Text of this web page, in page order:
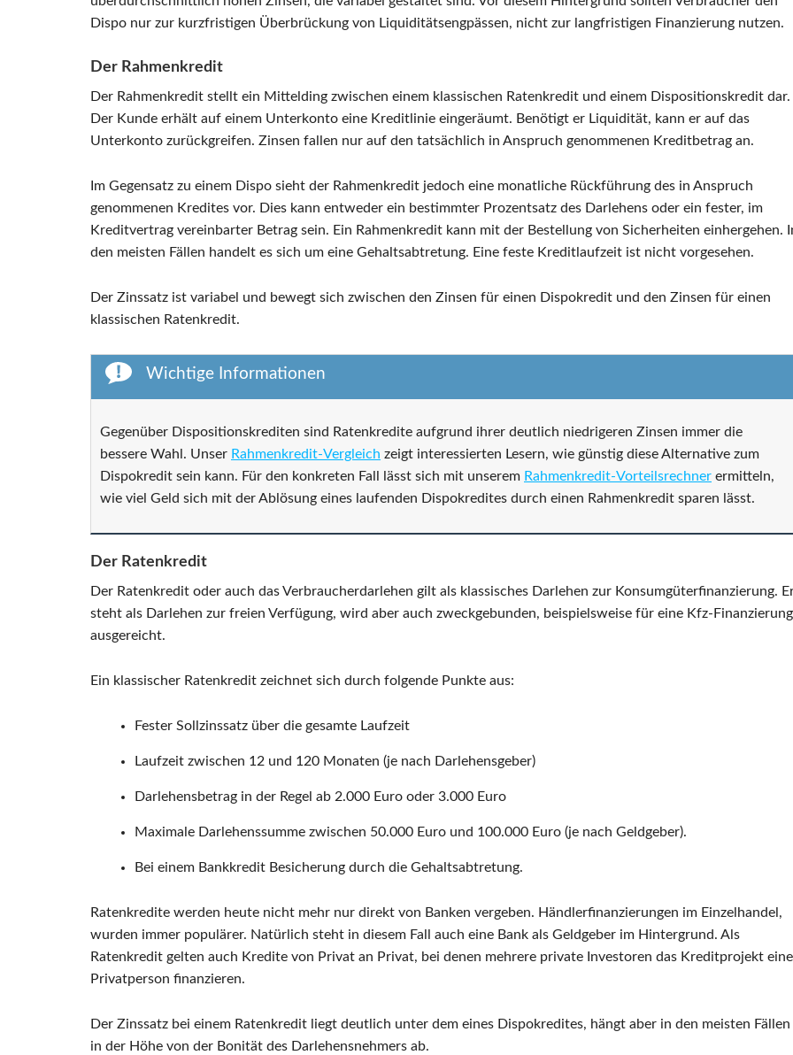
Dispo nur zur kurzfristigen Überbrückung von Liquiditätsengpässen, nicht zur langfristigen Finanzierung nutzen.
Der Rahmenkredit
Der Rahmenkredit stellt ein Mittelding zwischen einem klassischen Ratenkredit und einem Dispositionskredit dar.
Der Kunde erhält auf einem Unterkonto eine Kreditlinie eingeräumt. Benötigt er Liquidität, kann er auf das
Unterkonto zurückgreifen. Zinsen fallen nur auf den tatsächlich in Anspruch genommenen Kreditbetrag an.
Im Gegensatz zu einem Dispo sieht der Rahmenkredit jedoch eine monatliche Rückführung des in Anspruch
genommenen Kredites vor. Dies kann entweder ein bestimmter Prozentsatz des Darlehens oder ein fester, im
Kreditvertrag vereinbarter Betrag sein. Ein Rahmenkredit kann mit der Bestellung von Sicherheiten einhergehen.
den meisten Fällen handelt es sich um eine Gehaltsabtretung. Eine feste Kreditlaufzeit ist nicht vorgesehen.
Der Zinssatz ist variabel und bewegt sich zwischen den Zinsen für einen Dispokredit und den Zinsen für einen
klassischen Ratenkredit.
Wichtige Informationen
Gegenüber Dispositionskrediten sind Ratenkredite aufgrund ihrer deutlich niedrigeren Zinsen immer die
bessere Wahl. Unser Rahmenkredit-Vergleich zeigt interessierten Lesern, wie günstig diese Alternative zum
Dispokredit sein kann. Für den konkreten Fall lässt sich mit unserem Rahmenkredit-Vorteilsrechner ermitteln,
wie viel Geld sich mit der Ablösung eines laufenden Dispokredites durch einen Rahmenkredit sparen lässt.
Der Ratenkredit
Der Ratenkredit oder auch das Verbraucherdarlehen gilt als klassisches Darlehen zur Konsumgüterfinanzierung.
steht als Darlehen zur freien Verfügung, wird aber auch zweckgebunden, beispielsweise für eine Kfz-
ausgereicht.
Ein klassischer Ratenkredit zeichnet sich durch folgende Punkte aus:
Fester Sollzinssatz über die gesamte Laufzeit
Laufzeit zwischen 12 und 120 Monaten (je nach Darlehensgeber)
Darlehensbetrag in der Regel ab 2.000 Euro oder 3.000 Euro
Maximale Darlehenssumme zwischen 50.000 Euro und 100.000 Euro (je nach Geldgeber).
Bei einem Bankkredit Besicherung durch die Gehaltsabtretung.
Ratenkredite werden heute nicht mehr nur direkt von Banken vergeben. Händlerfinanzierungen im Einzelhandel,
wurden immer populärer. Natürlich steht in diesem Fall auch eine Bank als Geldgeber im Hintergrund. Als
Ratenkredit gelten auch Kredite von Privat an Privat, bei denen mehrere private Investoren das Kreditprojekt
Privatperson finanzieren.
Der Zinssatz bei einem Ratenkredit liegt deutlich unter dem eines Dispokredites, hängt aber in den meisten Fällen
in der Höhe von der Bonität des Darlehensnehmers ab.